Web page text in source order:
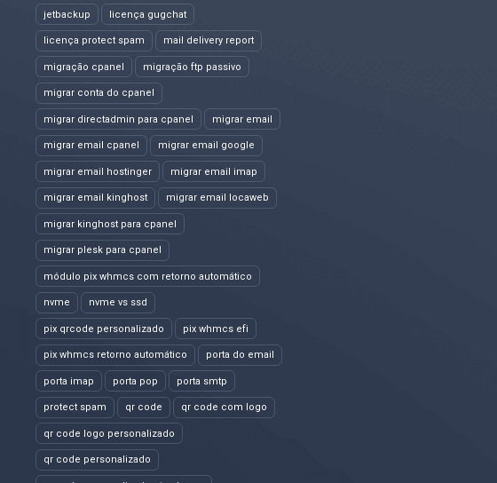
jetbackup licença gugchat
licença protect spam mail delivery report
migração cpanel migração ftp passivo
migrar conta do cpanel
migrar directadmin para cpanel migrar email
migrar email cpanel migrar email google
migrar email hostinger migrar email imap
migrar email kinghost migrar email locaweb
migrar kinghost para cpanel
migrar plesk para cpanel
módulo pix whmcs com retorno automático
nvme nvme vs ssd
pix qrcode personalizado pix whmcs efi
pix whmcs retorno automático porta do email
porta imap porta pop porta smtp
protect spam qr code qr code com logo
qr code logo personalizado
qr code personalizado